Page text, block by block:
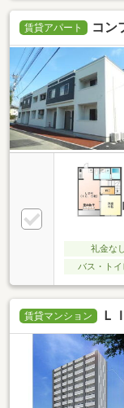
賃貸アパート コン
礼金なし
バス・トイ
賃貸マンション Ｌ